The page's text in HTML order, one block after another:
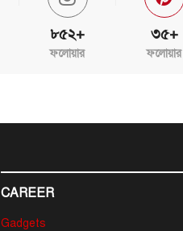
৮৫২+
ফলোয়ার
৩৫+
ফলোয়ার
CAREER
Gadgets